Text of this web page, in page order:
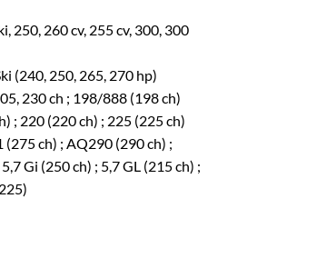
250, 260 cv, 255 cv, 300, 300
(240, 250, 265, 270 hp)
230 ch ; 198/888 (198 ch)
; 220 (220 ch) ; 225 (225 ch)
ch) ; AQ290 (290 ch) ;
Gi (250 ch) ; 5,7 GL (215 ch) ;